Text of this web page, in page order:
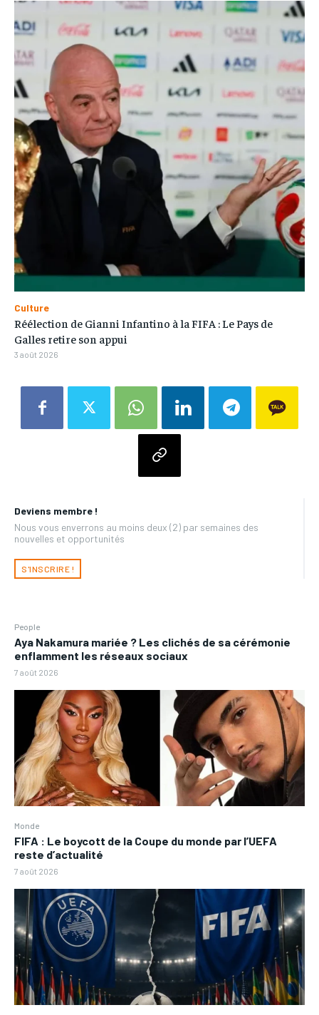
Deviens membre !
Nous vous enverrons au moins deux (2) par semaines des
nouvelles et opportunités
S'INSCRIRE !
People
Aya Nakamura mariée ? Les clichés de sa cérémonie
enflamment les réseaux sociaux
7 août 2026
Monde
FIFA : Le boycott de la Coupe du monde par l’UEFA
reste d’actualité
7 août 2026
Culture
Réélection de Gianni Infantino à la FIFA : Le Pays de
Galles retire son appui
3 août 2026